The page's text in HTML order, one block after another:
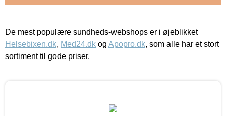
De mest populære sundheds-webshops er i øjeblikket
Helsebixen.dk, Med24.dk og Apopro.dk, som alle har et stort
sortiment til gode priser.